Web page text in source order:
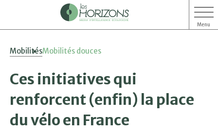
Menu
MobilitésMobilités douces
Ces initiatives qui
renforcent (enfin) la place
du vélo en France